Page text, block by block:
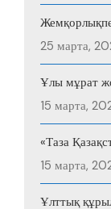
25 марта,
Ұлы мұрат
15 марта,
«Таза
15 марта,
Ұлттық